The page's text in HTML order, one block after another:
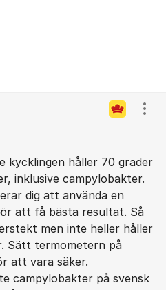
kycklingen håller 70 grader
inklusive campylobakter.
dig att använda en
att få bästa resultat. Så
men inte heller håller
Sätt termometern på
att vara säker.
campylobakter på svensk